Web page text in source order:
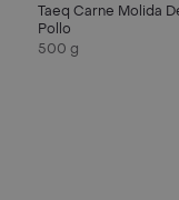
Taeq Carne Molida
Pollo
500 g